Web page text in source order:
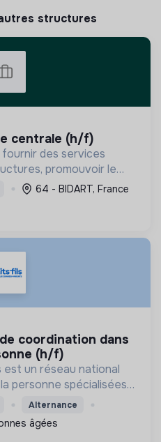
structures
centrale (h/f)
des services
promouvoir le
des politiques pour
sociale durable.
64 - BIDART, France
(h/f)
un réseau national
personne spécialisées
les personnes âgées.
Alternance
âgées